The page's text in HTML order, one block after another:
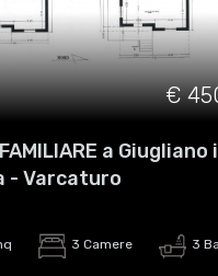
€
a Giugliano
- Varcaturo
3 Camere 3